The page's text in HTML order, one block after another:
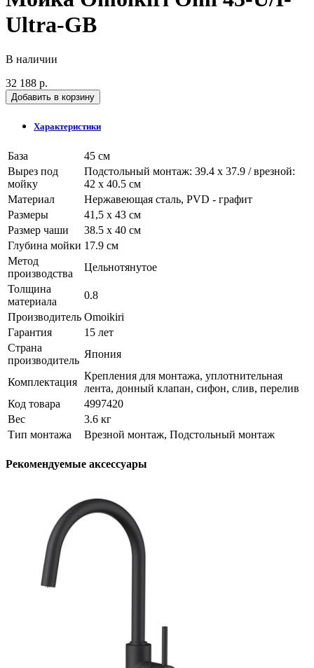
Ultra-GB
В наличии
32 188 р.
Добавить в корзину
Характеристики
База
45 см
Вырез под
мойку
Подстольный монтаж: 39.4 х 37.9 / врезной:
42 х 40.5 см
Материал
Нержавеющая сталь, PVD - графит
Размеры
41,5 х 43 см
Размер чаши
38.5 х 40 см
Глубина мойки 17.9 см
Метод
производства
Цельнотянутое
Толщина
материала
0.8
Производитель Omoikiri
Гарантия
15 лет
Страна
производитель
Япония
Комплектация
Крепления для монтажа, уплотнительная
лента, донный клапан, сифон, слив, перелив
Код товара
4997420
Вес
3.6 кг
Тип монтажа
Врезной монтаж, Подстольный монтаж
Рекомендуемые аксессуары